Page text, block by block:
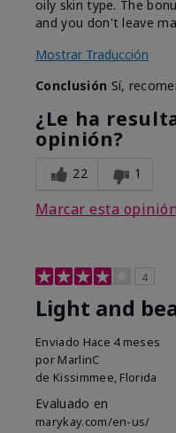
oily skin type. The
and you don't leave
Mostrar Traducción
Conclusión Sí,
¿Le ha
opinión?
22 1
Marcar esta opinión
4
Light and
Enviado Hace 4 meses
por MarlinC
de Kissimmee, Florida
Evaluado en
marykay.com/en-us/